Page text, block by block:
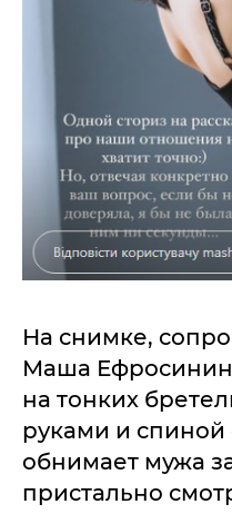
На снимке,
Маша
на тонких
руками и спиной
обнимает мужа
пристально